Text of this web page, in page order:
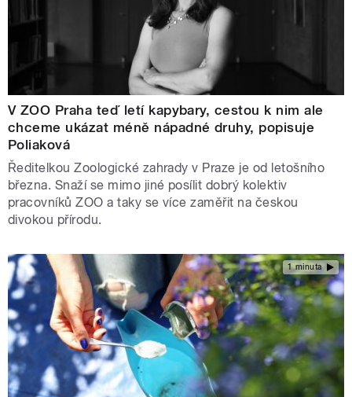
V ZOO Praha teď letí kapybary, cestou k nim ale
chceme ukázat méně nápadné druhy, popisuje
Poliaková
Ředitelkou Zoologické zahrady v Praze je od letošního
března. Snaží se mimo jiné posílit dobrý kolektiv
pracovníků ZOO a taky se více zaměřit na českou
divokou přírodu.
1 minuta